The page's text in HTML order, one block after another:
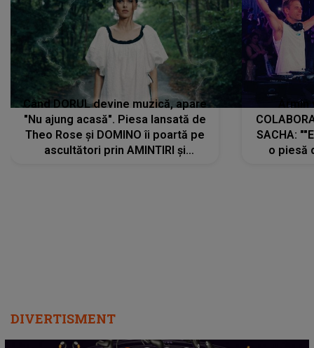
Când DORUL devine muzică, apare
"Nu ajung acasă". Piesa lansată de
Theo Rose și DOMINO îi poartă pe
ascultători prin AMINTIRI și
SACHA:
o piesă
DIVERTISMENT